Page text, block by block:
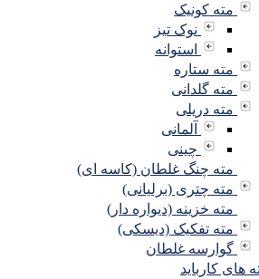
مته کونیک
نوک تیز
استوانه
مته ستاره
مته گلدانی
مته دریلی
آلمانی
چینی
مته چنگ غلطان (کاسه ای)
مته چتری (برلیانی)
مته خزینه (دیواره دار)
مته تفکیک (دیسکی)
گوارسه غلطان
کارباید